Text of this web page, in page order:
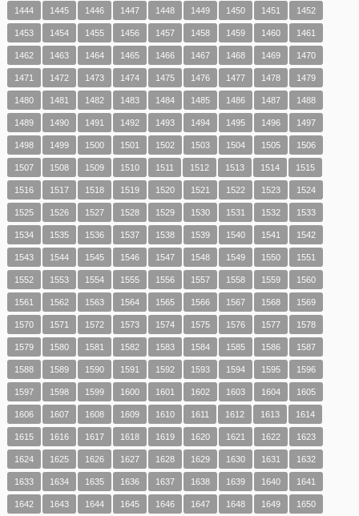
1444 1445 1446 1447 1448 1449 1450 1451 1452
1453 1454 1455 1456 1457 1458 1459 1460 1461
1462 1463 1464 1465 1466 1467 1468 1469 1470
1471 1472 1473 1474 1475 1476 1477 1478 1479
1480 1481 1482 1483 1484 1485 1486 1487 1488
1489 1490 1491 1492 1493 1494 1495 1496 1497
1498 1499 1500 1501 1502 1503 1504 1505 1506
1507 1508 1509 1510 1511 1512 1513 1514 1515
1516 1517 1518 1519 1520 1521 1522 1523 1524
1525 1526 1527 1528 1529 1530 1531 1532 1533
1534 1535 1536 1537 1538 1539 1540 1541 1542
1543 1544 1545 1546 1547 1548 1549 1550 1551
1552 1553 1554 1555 1556 1557 1558 1559 1560
1561 1562 1563 1564 1565 1566 1567 1568 1569
1570 1571 1572 1573 1574 1575 1576 1577 1578
1579 1580 1581 1582 1583 1584 1585 1586 1587
1588 1589 1590 1591 1592 1593 1594 1595 1596
1597 1598 1599 1600 1601 1602 1603 1604 1605
1606 1607 1608 1609 1610 1611 1612 1613 1614
1615 1616 1617 1618 1619 1620 1621 1622 1623
1624 1625 1626 1627 1628 1629 1630 1631 1632
1633 1634 1635 1636 1637 1638 1639 1640 1641
1642 1643 1644 1645 1646 1647 1648 1649 1650